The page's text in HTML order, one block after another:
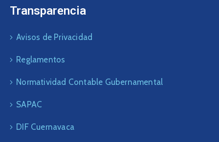
Transparencia
Avisos de Privacidad
Reglamentos
Normatividad Contable Gubernamental
SAPAC
DIF Cuernavaca